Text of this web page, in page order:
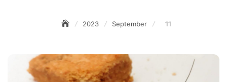
2023 September 11